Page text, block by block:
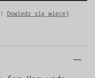
Dowiedz się więcej